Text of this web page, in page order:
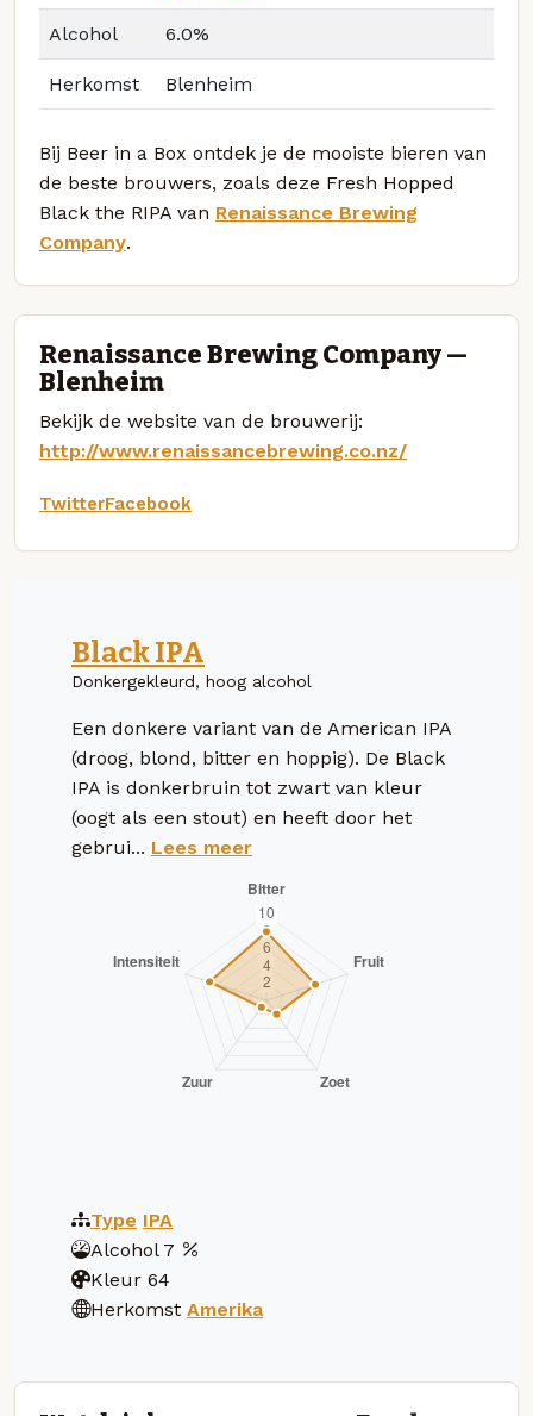
Alcohol 6.0%
Herkomst Blenheim
Bij Beer in a Box ontdek je de mooiste bieren van
de beste brouwers, zoals deze Fresh Hopped
Black the RIPA van Renaissance Brewing
Company.
Renaissance Brewing Company —
Blenheim
Bekijk de website van de brouwerij:
http://www.renaissancebrewing.co.nz/
TwitterFacebook
Black IPA
Donkergekleurd, hoog alcohol
Een donkere variant van de American IPA
(droog, blond, bitter en hoppig). De Black
IPA is donkerbruin tot zwart van kleur
(oogt als een stout) en heeft door het
gebrui... Lees meer
Type IPA
Alcohol 7
Kleur 64
Herkomst Amerika